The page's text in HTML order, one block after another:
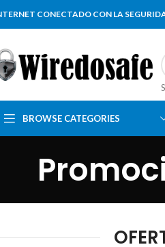
CONECTADO CON LA
BROWSE CATEGORIES